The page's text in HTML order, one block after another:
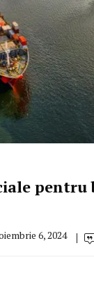
pentru
6, 2024